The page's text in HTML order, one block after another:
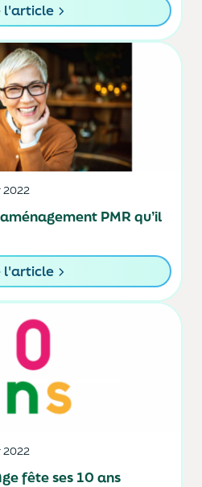
l'article
2022
PMR qu’il
l'article
2022
fête ses 10 ans